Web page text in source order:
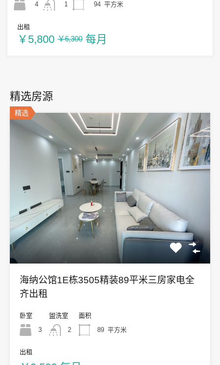
4
1
94 平方米
出租
￥5,800 ￥6,300 每月
精选房源
精选
海纳公馆1E栋3505精装89平米三房家电全
齐出租
卧室
3
盥洗室
2
面积
89 平方米
出租